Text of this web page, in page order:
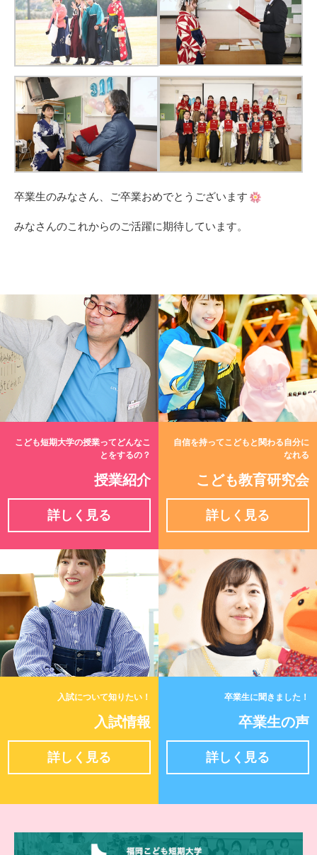
卒業生のみなさん、ご卒業おめでとうございます
みなさんのこれからのご活躍に期待しています。
こども短期大学の授業ってどんなこ
とをするの？
授業紹介
詳しく見る
自信を持ってこどもと関わる自分に
なれる
こども教育研究会
詳しく見る
入試について知りたい！
入試情報
詳しく見る
卒業生に聞きました！
卒業生の声
詳しく見る